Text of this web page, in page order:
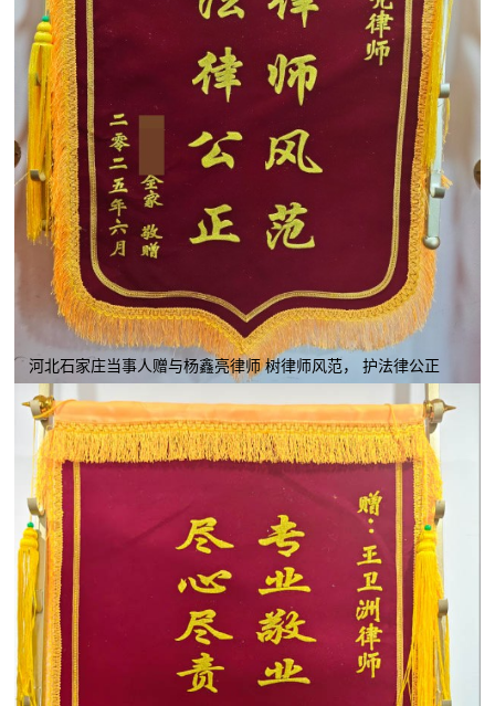
河北石家庄当事人赠与杨鑫亮律师 树律师风范， 护法律公正